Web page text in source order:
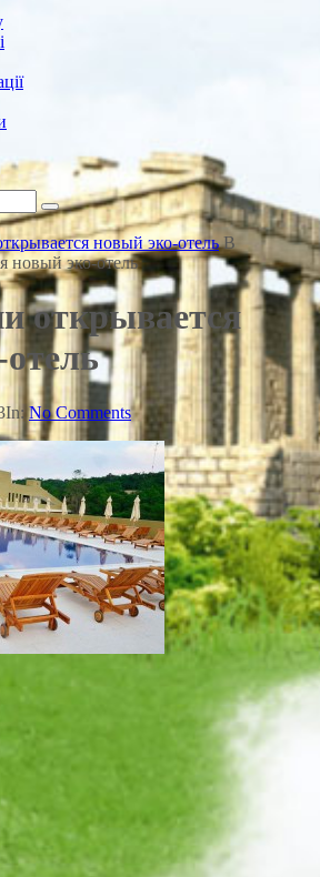
новый эко-отель В
новый эко-отель
открывается
In: No Comments